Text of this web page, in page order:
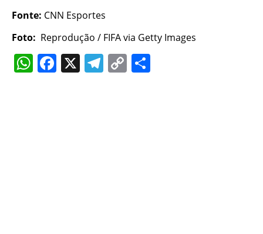
Fonte: CNN Esportes
Foto: Reprodução / FIFA via Getty Images
WhatsApp
Facebook
X Telegram
Copy